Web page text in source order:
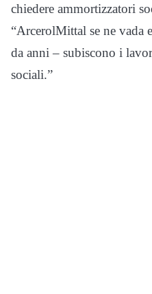
chiedere ammortizzatori
“ArcerolMittal se ne vada
da anni – subiscono i
sociali.”